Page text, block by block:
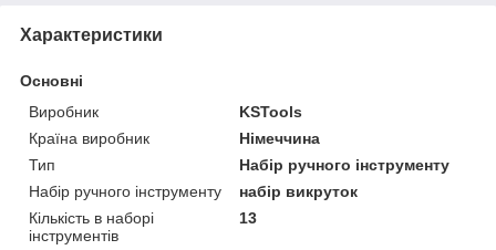
Характеристики
Основні
Виробник
KSTools
Країна виробник
Німеччина
Тип
Набір ручного інструменту
Набір ручного інструменту
набір викруток
Кількість в наборі
інструментів
13